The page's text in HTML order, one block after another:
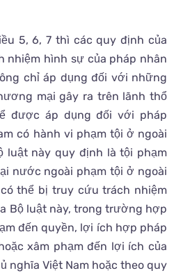
5, 6, 7 thì các quy định của
nhiệm hình sự của pháp nhân
chỉ áp dụng đối với những
mại gây ra trên lãnh thổ
được áp dụng đối với pháp
có hành vi phạm tội ở ngoài
luật này quy định là tội phạm
nước ngoài phạm tội ở ngoài
thể bị truy cứu trách nhiệm
Bộ luật này, trong trường hợp
đến quyền, lợi ích hợp pháp
xâm phạm đến lợi ích của
nghĩa Việt Nam hoặc theo quy